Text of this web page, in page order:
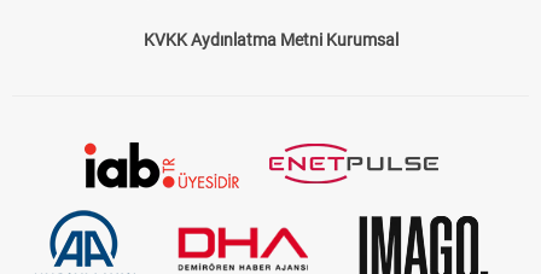
KVKK Aydınlatma Metni Kurumsal